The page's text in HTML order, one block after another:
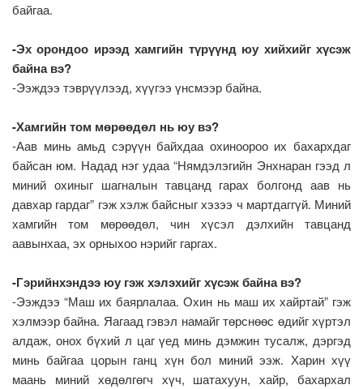
байгаа.
-Эх орондоо ирээд хамгийн түрүүнд юу хийхийг хүсэж
байна вэ?
-Ээждээ тэврүүлээд, хүүгээ үнсмээр байна.
-Хамгийн том мөрөөдөл нь юу вэ?
-Аав минь амьд сэрүүн байхдаа охиноороо их бахархдаг
байсан юм. Надад нэг удаа “Нямдэлэгийн Энхнаран гээд л
миний охиныг шагналын тавцанд гарах болгонд аав нь
давхар гардаг” гэж хэлж байсныг хэзээ ч мартдаггүй. Миний
хамгийн том мөрөөдөл, чин хүсэл дэлхийн тавцанд
аавынхаа, эх орныхоо нэрийг гаргах.
-Гэрийнхэндээ юу гэж хэлэхийг хүсэж байна вэ?
-Ээждээ “Маш их баярлалаа. Охин нь маш их хайртай” гэж
хэлмээр байна. Яагаад гэвэл намайг төрснөөс өдийг хүртэл
алдаж, онох бүхий л цаг үед минь дэмжин тусалж, дэргэд
минь байгаа цорын ганц хүн бол миний ээж. Харин хүү
маань миний хөдөлгөгч хүч, шатахуун, хайр, бахархал